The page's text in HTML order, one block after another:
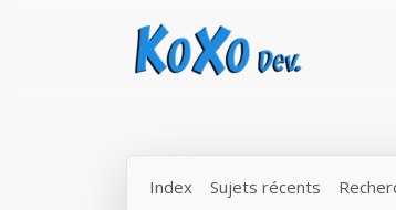
Index Sujets récents